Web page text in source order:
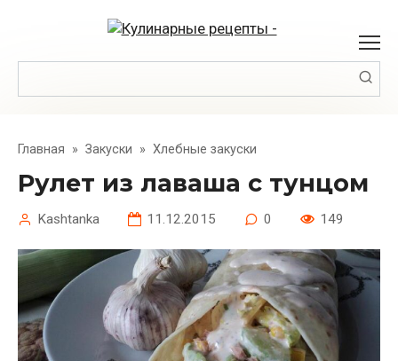
Главная » Закуски » Хлебные закуски
Рулет из лаваша с тунцом
Kashtanka 11.12.2015 0 149